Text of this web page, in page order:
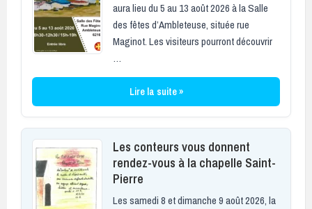
aura lieu du 5 au 13 août 2026 à la Salle
des fêtes d’Ambleteuse, située rue
Maginot. Les visiteurs pourront découvrir
…
Lire la suite »
Les conteurs vous donnent
rendez-vous à la chapelle Saint-
Pierre
Les samedi 8 et dimanche 9 août 2026, la